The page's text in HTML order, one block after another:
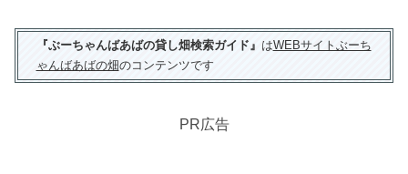
『ぶーちゃんばあばの貸し畑検索ガイド』 はWEBサイトぶーち
ゃんばあばの畑のコンテンツです
PR広告